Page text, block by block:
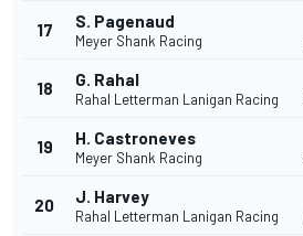
17 S. Pagenaud
Meyer Shank Racing
18 G. Rahal
Rahal Letterman Lanigan Racing
19 H. Castroneves
Meyer Shank Racing
20 J. Harvey
Rahal Letterman Lanigan Racing